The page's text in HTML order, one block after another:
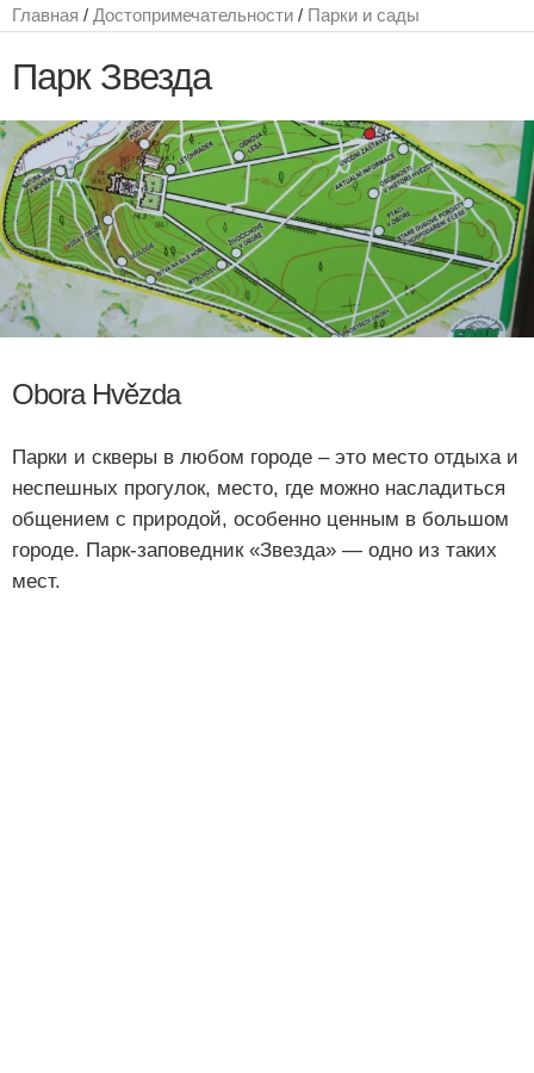
Главная / Достопримечательности / Парки и сады
Парк Звезда
Obora Hvězda
Парки и скверы в любом городе – это место отдыха и
неспешных прогулок, место, где можно насладиться
общением с природой, особенно ценным в большом
городе. Парк-заповедник «Звезда» — одно из таких
мест.